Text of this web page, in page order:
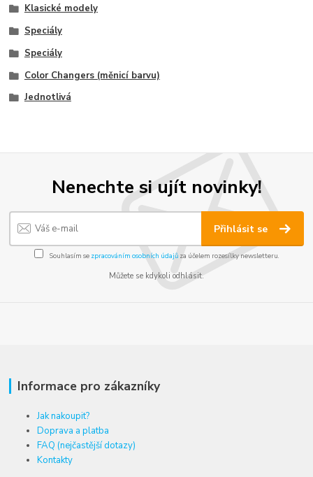
Klasické modely
Speciály
Speciály
Color Changers (měnicí barvu)
Jednotlivá
Nenechte si ujít novinky!
Přihlásit se
Souhlasím se zpracováním osobních údajůza účelem rozesílky newsletteru.
Můžete se kdykoli odhlásit.
Informace pro zákazníky
Jak nakoupit?
Doprava a platba
FAQ (nejčastější dotazy)
Kontakty